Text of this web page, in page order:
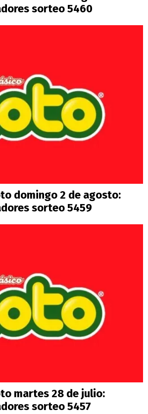
sorteo 5460
domingo 2 de agosto:
sorteo 5459
martes 28 de julio:
sorteo 5457